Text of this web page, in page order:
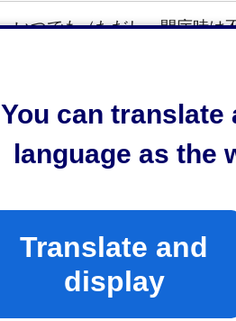
You can translate
language as the
Translate and
display
いつでも（ただし、閉庁時は
可（委任状を持参した場合）
〒422-8074静岡市駿河区南